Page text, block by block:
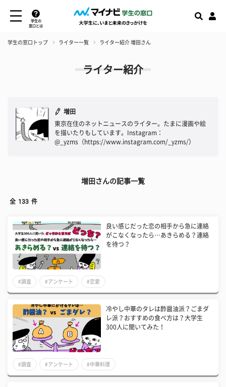
学生の
窓口とは
学生の窓口トップ ライター一覧 ライター紹介 増田さん
ライター紹介
増田
東京在住のネットニュースのライター。たまに漫画や絵
を描いたりもしています。Instagram：
@_yzms（https://www.instagram.com/_yzms/）
増田さんの記事一覧
全 133 件
良い感じだった恋の相手から急に連絡
がこなくなったら…あきらめる？連絡
を待つ？
#調査 #アンケート #恋愛
冷やし中華のタレは酢醤油派？ごまダ
レ派？おすすめの食べ方は？大学生
300人に聞いてみた！
#調査 #アンケート #中華料理